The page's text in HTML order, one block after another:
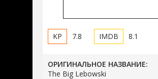
7.8 8.1
ОРИГИНАЛЬНОЕ НАЗВАНИЕ:
The Big Lebowski